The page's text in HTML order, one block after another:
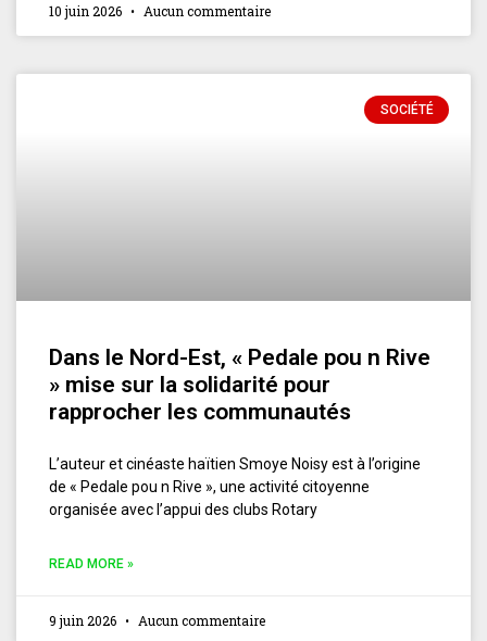
10 juin 2026 Aucun commentaire
SOCIÉTÉ
Dans le Nord-Est, « Pedale pou n Rive
» mise sur la solidarité pour
rapprocher les communautés
L’auteur et cinéaste haïtien Smoye Noisy est à l’origine
de « Pedale pou n Rive », une activité citoyenne
organisée avec l’appui des clubs Rotary
READ MORE »
9 juin 2026 Aucun commentaire